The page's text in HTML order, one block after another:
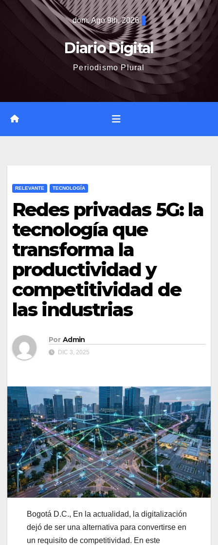
dom. Ago 9th, 2026
Diario Digital
Periodismo Plural
RELEVANTE TECNOLOGÍA
Redes privadas 5G: la
tecnología que
transforma la
productividad y
competitividad de
las industrias
Por Admin
DIC 3, 2025
Bogotá D.C., En la actualidad, la digitalización
dejó de ser una alternativa para convertirse en
un requisito de competitividad. En este